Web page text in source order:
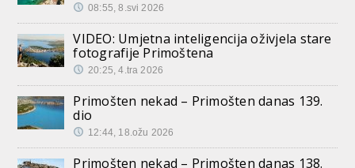
08:55, 8.svi 2026
VIDEO: Umjetna inteligencija oživjela stare
fotografije Primoštena
20:25, 4.tra 2026
Primošten nekad – Primošten danas 139.
dio
12:44, 18.ožu 2026
Primošten nekad – Primošten danas 138.